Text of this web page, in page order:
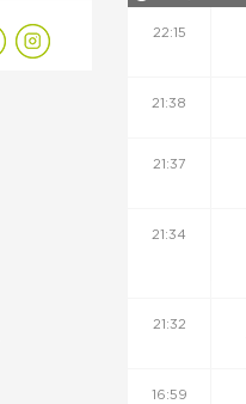
22:15
21:38
21:37
21:34
21:32
16:59